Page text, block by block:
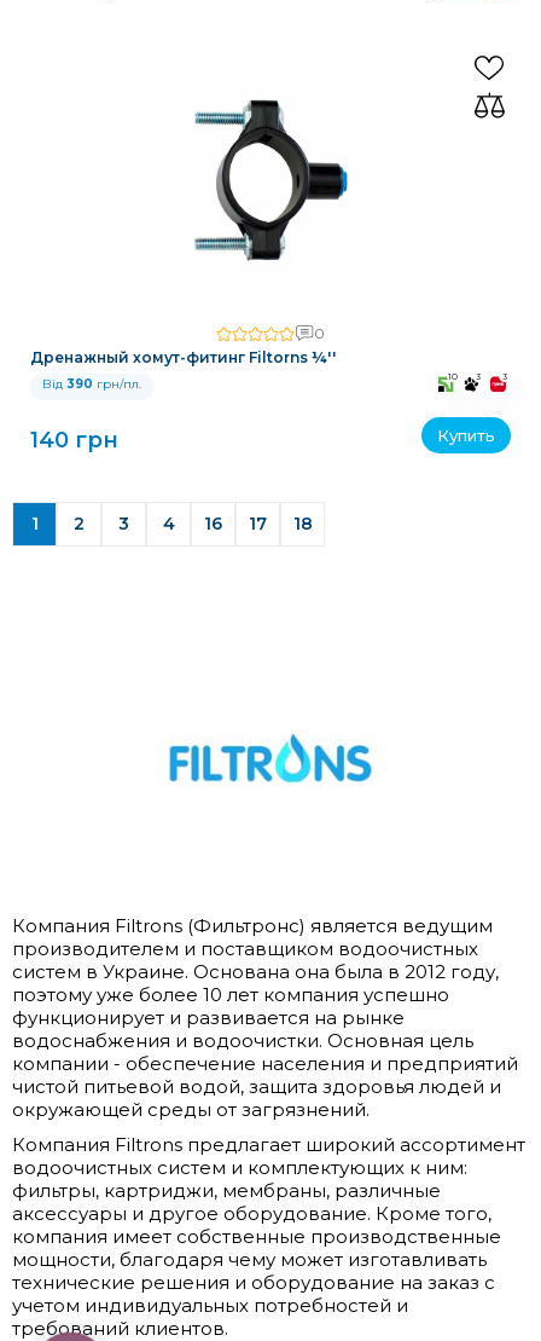
0
Дренажный хомут-фитинг Filtorns ¼''
Від 390 грн/пл. 10 3 3
140 грн Купить
1 2 3 4 16 17 18
Компания Filtrons (Фильтронс) является ведущим
производителем и поставщиком водоочистных
систем в Украине. Основана она была в 2012 году,
поэтому уже более 10 лет компания успешно
функционирует и развивается на рынке
водоснабжения и водоочистки. Основная цель
компании - обеспечение населения и предприятий
чистой питьевой водой, защита здоровья людей и
окружающей среды от загрязнений.
Компания Filtrons предлагает широкий ассортимент
водоочистных систем и комплектующих к ним:
фильтры, картриджи, мембраны, различные
аксессуары и другое оборудование. Кроме того,
компания имеет собственные производственные
мощности, благодаря чему может изготавливать
технические решения и оборудование на заказ с
учетом индивидуальных потребностей и
требований клиентов.